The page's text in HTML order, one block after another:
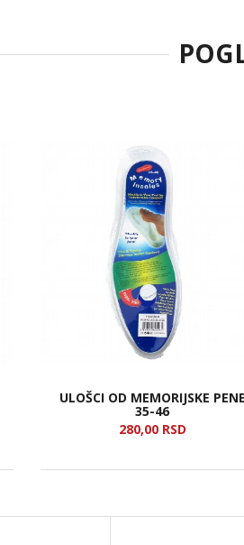
ULOŠCI OD MEMORIJSKE PENE
35-46
280,00 RSD